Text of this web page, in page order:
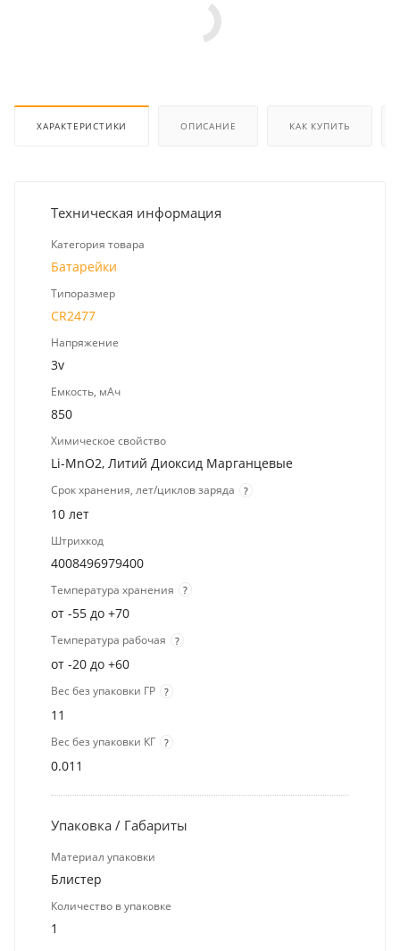
ХАРАКТЕРИСТИКИ ОПИСАНИЕ КАК КУПИТЬ
Техническая информация
Категория товара
Батарейки
Типоразмер
CR2477
Напряжение
3v
Емкость, мАч
850
Химическое свойство
Li-MnO2, Литий Диоксид Марганцевые
Срок хранения, лет/циклов заряда ?
10 лет
Штрихкод
4008496979400
Температура хранения ?
от -55 до +70
Температура рабочая ?
от -20 до +60
Вес без упаковки ГР ?
11
Вес без упаковки КГ ?
0.011
Упаковка / Габариты
Материал упаковки
Блистер
Количество в упаковке
1